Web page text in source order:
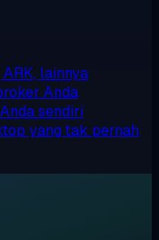
lainnya
Anda
sendiri
yang tak pernah